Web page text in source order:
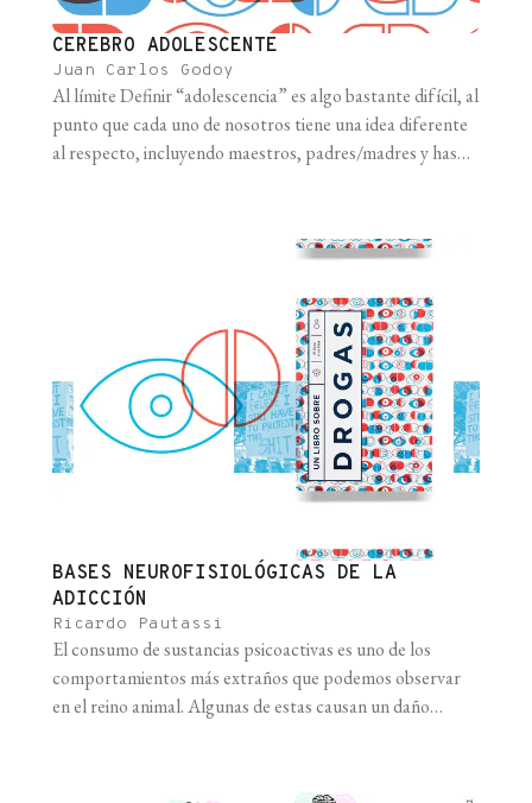
CEREBRO ADOLESCENTE
Juan Carlos Godoy
Al límite Definir “adolescencia” es algo bastante difícil, al
punto que cada uno de nosotros tiene una idea diferente
al respecto, incluyendo maestros, padres/madres y hasta
ayudar a armar el rompecabezas que representa un
adolescente. Esto es absolutamente necesario [...]
BASES NEUROFISIOLÓGICAS DE LA
ADICCIÓN
Ricardo Pautassi
El consumo de sustancias psicoactivas es uno de los
comportamientos más extraños que podemos observar
en el reino animal. Algunas de estas causan un daño
desarrollo de enfermedades crónicas evitables (como las